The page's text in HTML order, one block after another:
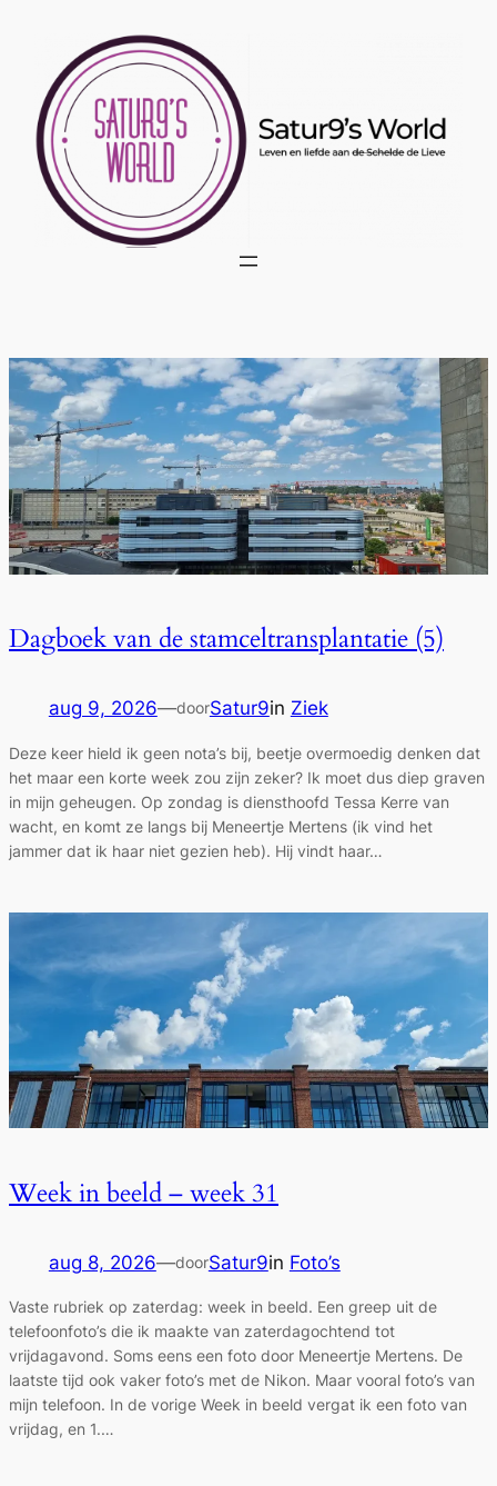
Dagboek van de stamceltransplantatie (5)
aug 9, 2026—doorSatur9in Ziek
Deze keer hield ik geen nota’s bij, beetje overmoedig denken dat
het maar een korte week zou zijn zeker? Ik moet dus diep graven
in mijn geheugen. Op zondag is diensthoofd Tessa Kerre van
wacht, en komt ze langs bij Meneertje Mertens (ik vind het
jammer dat ik haar niet gezien heb). Hij vindt haar…
Week in beeld – week 31
aug 8, 2026—doorSatur9in Foto’s
Vaste rubriek op zaterdag: week in beeld. Een greep uit de
telefoonfoto’s die ik maakte van zaterdagochtend tot
vrijdagavond. Soms eens een foto door Meneertje Mertens. De
laatste tijd ook vaker foto’s met de Nikon. Maar vooral foto’s van
mijn telefoon. In de vorige Week in beeld vergat ik een foto van
vrijdag, en 1.…